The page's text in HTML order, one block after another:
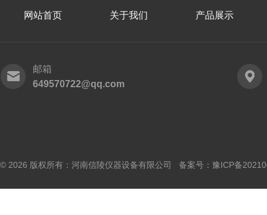
网站首页 关于我们 产品展示
邮箱
649570722@qq.com
© 2026 版权所有：河南信陵仪器设备有限公司 备案号： 豫ICP备